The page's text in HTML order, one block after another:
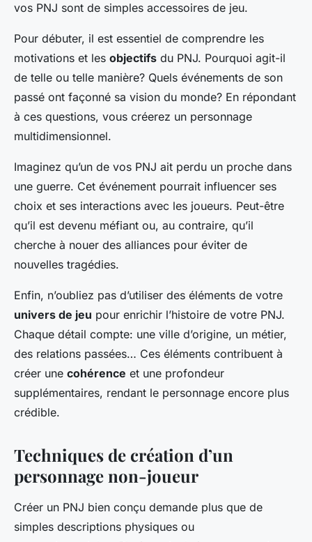
vos PNJ sont de simples accessoires de jeu.
Pour débuter, il est essentiel de comprendre les
motivations et les objectifs du PNJ. Pourquoi agit-il
de telle ou telle manière? Quels événements de son
passé ont façonné sa vision du monde? En répondant
à ces questions, vous créerez un personnage
multidimensionnel.
Imaginez qu’un de vos PNJ ait perdu un proche dans
une guerre. Cet événement pourrait influencer ses
choix et ses interactions avec les joueurs. Peut-être
qu’il est devenu méfiant ou, au contraire, qu’il
cherche à nouer des alliances pour éviter de
nouvelles tragédies.
Enfin, n’oubliez pas d’utiliser des éléments de votre
univers de jeu pour enrichir l’histoire de votre PNJ.
Chaque détail compte: une ville d’origine, un métier,
des relations passées… Ces éléments contribuent à
créer une cohérence et une profondeur
supplémentaires, rendant le personnage encore plus
crédible.
Techniques de création d’un
personnage non-joueur
Créer un PNJ bien conçu demande plus que de
simples descriptions physiques ou